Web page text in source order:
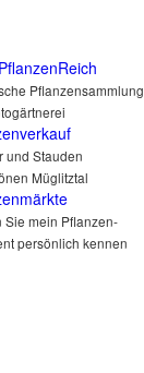
Pflanzensammlung
und Stauden
Müglitztal
Sie mein Pflanzen-
persönlich kennen